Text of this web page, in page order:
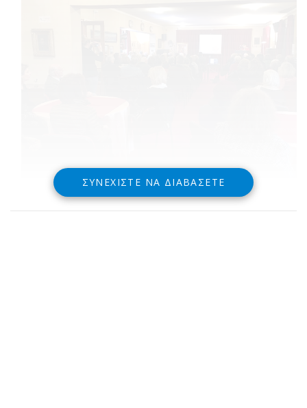
ΣΥΝΕΧΊΣΤΕ ΝΑ ΔΙΑΒΆΣΕΤΕ